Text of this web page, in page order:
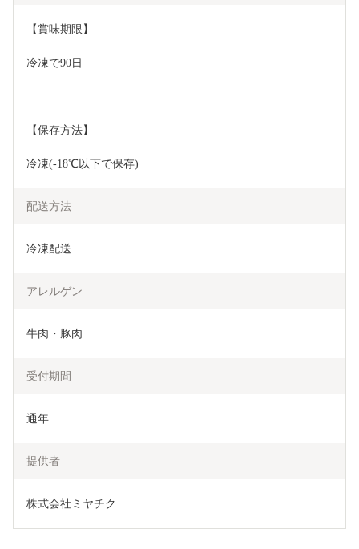
【賞味期限】
冷凍で90日
【保存方法】
冷凍(-18℃以下で保存)
配送方法
冷凍配送
アレルゲン
牛肉・豚肉
受付期間
通年
提供者
株式会社ミヤチク